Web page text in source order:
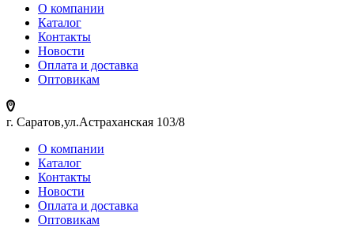
О компании
Каталог
Контакты
Новости
Оплата и доставка
Оптовикам
г. Саратов,ул.Астраханская 103/8
О компании
Каталог
Контакты
Новости
Оплата и доставка
Оптовикам